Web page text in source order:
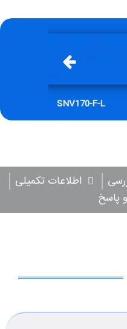
اطلاعات تکمیلی
پاسخ